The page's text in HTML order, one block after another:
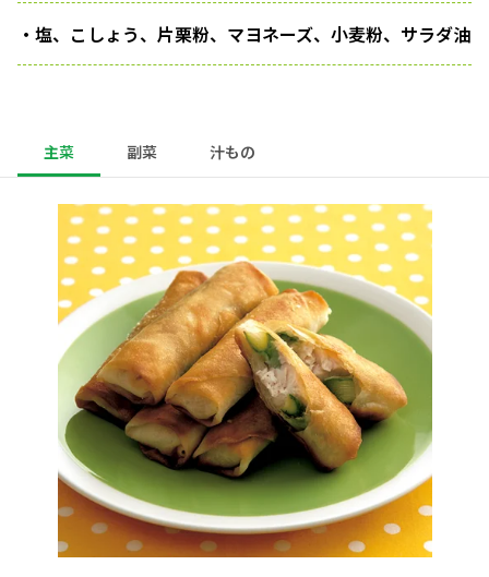
・塩、こしょう、片栗粉、マヨネーズ、小麦粉、サラダ油
主菜 副菜 汁もの